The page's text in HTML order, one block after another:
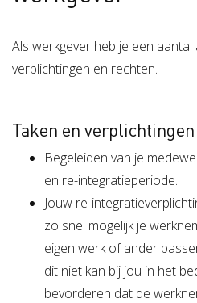
Vitaliteitsscan
Actueel
Over Stigas
3V's van Stigas Aan de
Als werkgever heb je een aantal
verplichtingen en rechten.
Taken en verplichtingen
Begeleiden van je
en re-integratieperiode.
Jouw re-
zo snel mogelijk je
eigen werk of ander
dit niet kan bij jou in het
bevorderen dat de